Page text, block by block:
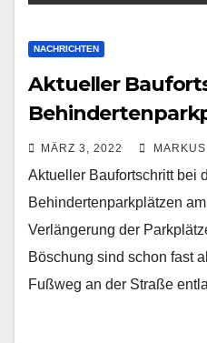
NACHRICHTEN
Aktueller
MÄRZ 3, 2022
Aktueller Baufortschritt bei
Behindertenparkplätzen
Verlängerung der
Böschung sind schon fast
Fußweg an der Straße